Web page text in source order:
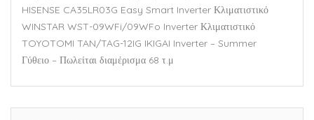
HISENSE CA35LR03G Easy Smart Inverter Κλιματιστικό
WINSTAR WST-09WFi/09WFo Inverter Κλιματιστικό
TOYOTOMI TAN/TAG-12IG IKIGAI Inverter – Summer
Γύθειο – Πωλείται διαμέρισμα 68 τ.μ